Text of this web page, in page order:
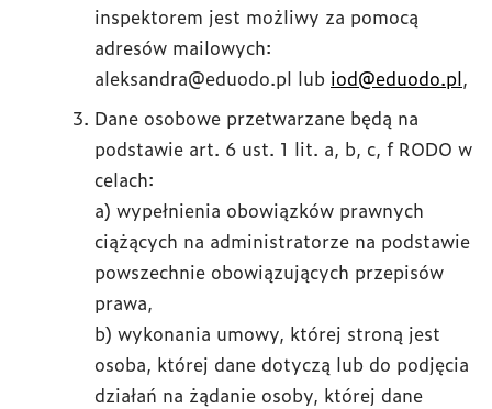
inspektorem jest możliwy za pomocą
adresów mailowych:
aleksandra@eduodo.pl lub iod@eduodo.pl,
Dane osobowe przetwarzane będą na
podstawie art. 6 ust. 1 lit. a, b, c, f RODO w
celach:
a) wypełnienia obowiązków prawnych
ciążących na administratorze na podstawie
powszechnie obowiązujących przepisów
prawa,
b) wykonania umowy, której stroną jest
osoba, której dane dotyczą lub do podjęcia
działań na żądanie osoby, której dane